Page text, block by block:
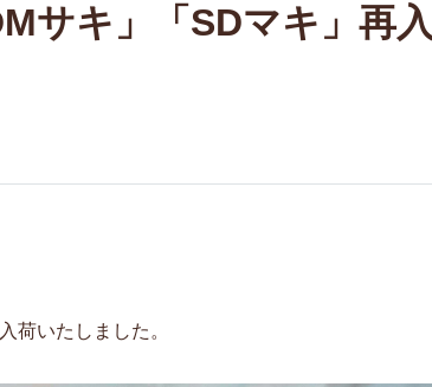
サキ」「SDマキ」再入
荷いたしました。